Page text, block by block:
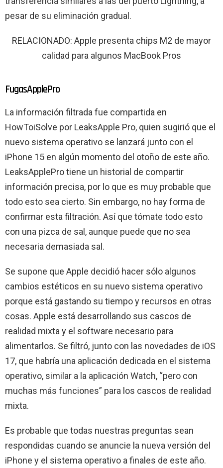
pesar de su eliminación gradual.
RELACIONADO: Apple presenta chips M2 de mayor
calidad para algunos MacBook Pros
FugasApplePro
La información filtrada fue compartida en
HowToiSolve por LeaksApple Pro, quien sugirió que el
nuevo sistema operativo se lanzará junto con el
iPhone 15 en algún momento del otoño de este año.
LeaksApplePro tiene un historial de compartir
información precisa, por lo que es muy probable que
todo esto sea cierto. Sin embargo, no hay forma de
confirmar esta filtración. Así que tómate todo esto
con una pizca de sal, aunque puede que no sea
necesaria demasiada sal.
Se supone que Apple decidió hacer sólo algunos
cambios estéticos en su nuevo sistema operativo
porque está gastando su tiempo y recursos en otras
cosas. Apple está desarrollando sus cascos de
realidad mixta y el software necesario para
alimentarlos. Se filtró, junto con las novedades de iOS
17, que habría una aplicación dedicada en el sistema
operativo, similar a la aplicación Watch, “pero con
muchas más funciones” para los cascos de realidad
mixta.
Es probable que todas nuestras preguntas sean
respondidas cuando se anuncie la nueva versión del
iPhone y el sistema operativo a finales de este año.